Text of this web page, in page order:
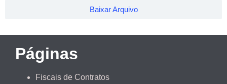
Baixar Arquivo
Páginas
Fiscais de Contratos